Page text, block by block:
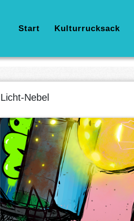
Hauptnavigation
Start Kulturrucksack
Licht-Nebel